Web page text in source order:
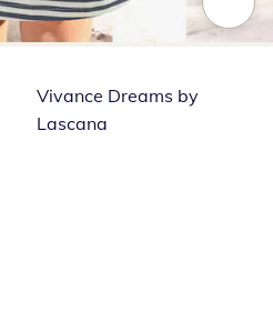
Preis: 24,99 €
Vivance Dreams by
Lascana